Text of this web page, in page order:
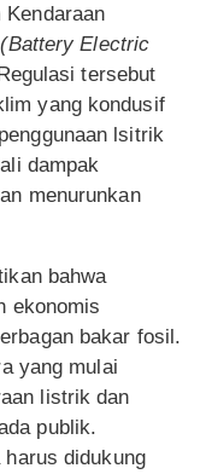
Kendaraan
(Battery Electric
tersebut
yang kondusif
lsitrik
dampak
menurunkan
bahwa
ekonomis
bakar fosil.
yang mulai
listrik dan
publik.
didukung